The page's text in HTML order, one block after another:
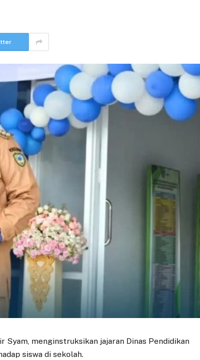
Syam, menginstruksikan jajaran Dinas Pendidikan
siswa di sekolah.